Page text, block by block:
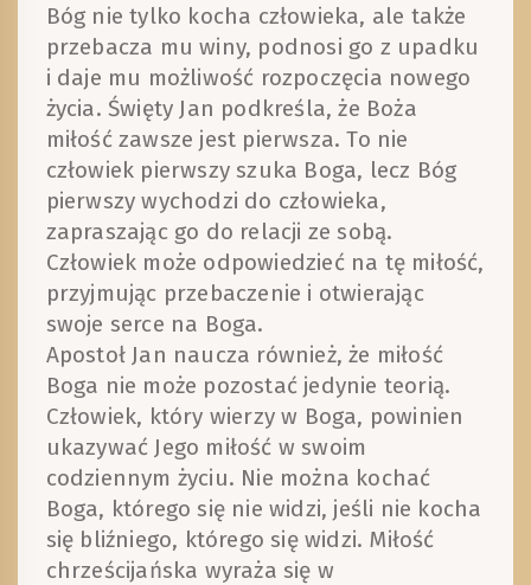
Bóg nie tylko kocha człowieka, ale także
przebacza mu winy, podnosi go z upadku
i daje mu możliwość rozpoczęcia nowego
życia. Święty Jan podkreśla, że Boża
miłość zawsze jest pierwsza. To nie
człowiek pierwszy szuka Boga, lecz Bóg
pierwszy wychodzi do człowieka,
zapraszając go do relacji ze sobą.
Człowiek może odpowiedzieć na tę miłość,
przyjmując przebaczenie i otwierając
swoje serce na Boga.
Apostoł Jan naucza również, że miłość
Boga nie może pozostać jedynie teorią.
Człowiek, który wierzy w Boga, powinien
ukazywać Jego miłość w swoim
codziennym życiu. Nie można kochać
Boga, którego się nie widzi, jeśli nie kocha
się bliźniego, którego się widzi. Miłość
chrześcijańska wyraża się w